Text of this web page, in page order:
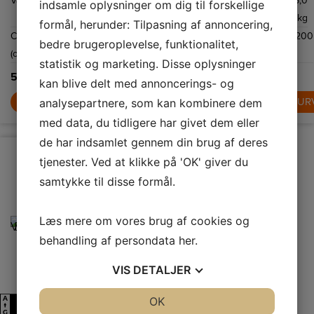
tilpasser
programmets
længde efter
mængden af
vasketøj.
kg
Centrifugering
(omdr.)
5.999,-
LÆG I KURV
lydniveau samt
en EcoInverter-
motor og op til
1600 omdr./min.
8.499,-
LÆG I KURV
TimeManager,
antiallergiprogram
og 14
vaskeprogrammer.
kg
(omdr.)
1200
LÆG I
A
↑
indsamle oplysninger om dig til forskellige
formål, herunder: Tilpasning af annoncering,
bedre brugeroplevelse, funktionalitet,
statistik og marketing. Disse oplysninger
kan blive delt med annoncerings- og
analysepartnere, som kan kombinere dem
med data, du tidligere har givet dem eller
de har indsamlet gennem din brug af deres
tjenester. Ved at klikke på 'OK' giver du
samtykke til disse formål.
Læs mere om vores brug af cookies og
behandling af persondata her.
VIS DETALJER
OK